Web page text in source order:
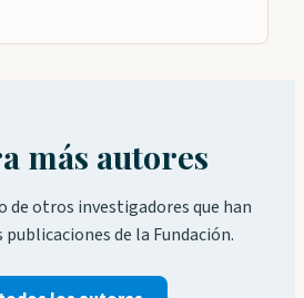
más autores
de otros investigadores que han
de la Fundación.